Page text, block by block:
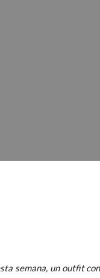
semana, un outfit